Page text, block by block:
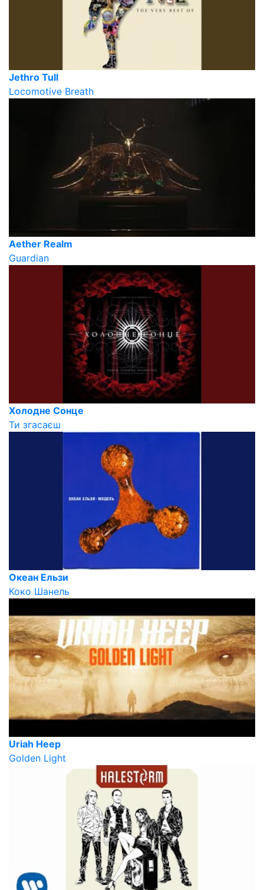
Jethro Tull
Locomotive Breath
Aether Realm
Guardian
Холодне Сонце
Ти згасаєш
Океан Ельзи
Коко Шанель
Uriah Heep
Golden Light